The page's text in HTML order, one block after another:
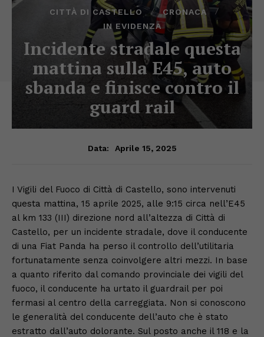
CITTÀ DI CASTELLO
CRONACA
IN EVIDENZA
Incidente stradale questa
mattina sulla E45, auto
sbanda e finisce contro il
guard rail
Data: Aprile 15, 2025
I Vigili del Fuoco di Città di Castello, sono intervenuti
questa mattina, 15 aprile 2025, alle 9:15 circa nell’E45
al km 133 (III) direzione nord all’altezza di Città di
Castello, per un incidente stradale, dove il conducente
di una Fiat Panda ha perso il controllo dell’utilitaria
fortunatamente senza coinvolgere altri mezzi. In base
a quanto riferito dal comando provinciale dei vigili del
fuoco, il conducente ha urtato il guardrail per poi
fermasi al centro della carreggiata. Non si conoscono
le generalità del conducente dell’auto che è stato
estratto dall’auto dolorante. Sul posto anche il 118 e la